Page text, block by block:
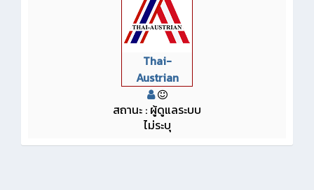
Thai-
Austrian
สถานะ : ผู้ดูแลระบบ
ไม่ระบุ